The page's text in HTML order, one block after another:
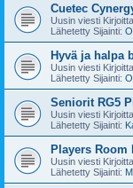
Cuetec
Uusin viesti
Lähetetty Sijainti:
Hyvä ja halpa
Uusin viesti
Lähetetty Sijainti:
Seniorit RG5
Uusin viesti
Lähetetty Sijainti:
Players Room
Uusin viesti
Lähetetty Sijainti: